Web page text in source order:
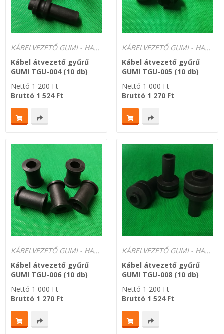
KÁBELVEZETŐ GUMI - HATÁROLÓK
Kábel átvezető gyűrű
GUMI TGU-004 (10 db)
Nettó 1 200 Ft
Bruttó 1 524Ft
KÁBELVEZETŐ GUMI - HATÁROLÓK
Kábel átvezető gyűrű
GUMI TGU-005 (10 db)
Nettó 1 000 Ft
Bruttó 1 270Ft
KÁBELVEZETŐ GUMI - HATÁROLÓK
Kábel átvezető gyűrű
GUMI TGU-006 (10 db)
Nettó 1 000 Ft
Bruttó 1 270 Ft
KÁBELVEZETŐ GUMI - HATÁROLÓK
Kábel átvezető gyűrű
GUMI TGU-008 (10 db)
Nettó 1 200 Ft
Bruttó 1 524Ft